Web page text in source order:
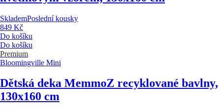
SklademPoslední kousky
849 Kč
Do košíku
Do košíku
Premium
Bloomingville Mini
Dětská deka MemmoZ recyklované bavlny,
130x160 cm